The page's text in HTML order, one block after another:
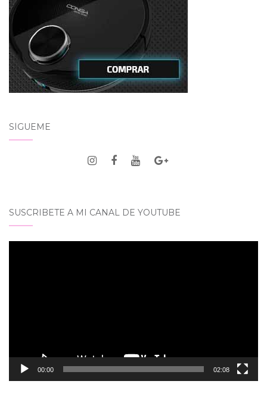
SÍGUEME
SUSCRIBETE A MI CANAL DE YOUTUBE
00:00 02:08